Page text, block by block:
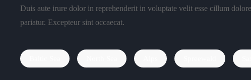
Duis aute irure dolor in reprehenderit in voluptate velit esse cillum
pariatur. Excepteur sint occaecat.